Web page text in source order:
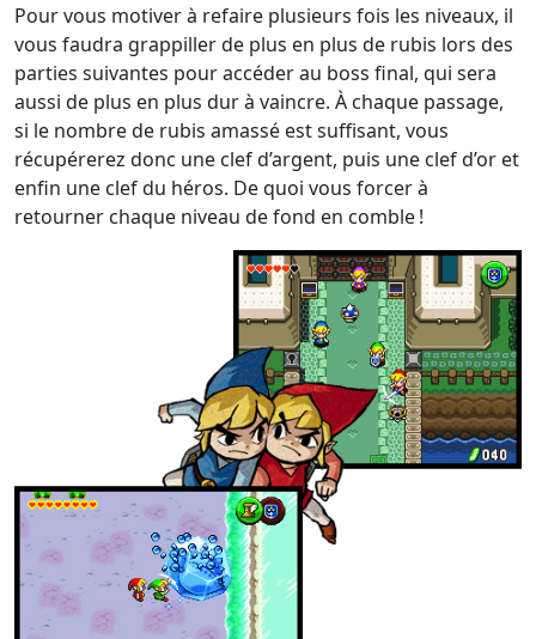
Pour vous motiver à refaire plusieurs fois les niveaux, il
vous faudra grappiller de plus en plus de rubis lors des
parties suivantes pour accéder au boss final, qui sera
aussi de plus en plus dur à vaincre. À chaque passage,
si le nombre de rubis amassé est suffisant, vous
récupérerez donc une clef d’argent, puis une clef d’or et
enfin une clef du héros. De quoi vous forcer à
retourner chaque niveau de fond en comble !